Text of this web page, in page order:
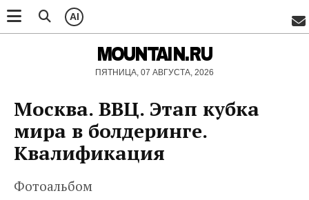
AI
MOUNTAIN.RU
ПЯТНИЦА, 07 АВГУСТА, 2026
Москва. ВВЦ. Этап кубка
мира в болдеринге.
Квалификация
Фотоальбом